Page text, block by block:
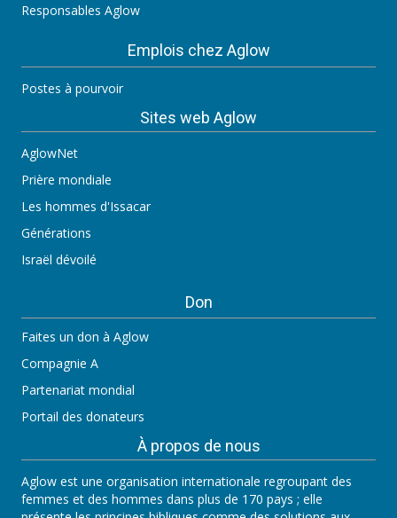
Responsables Aglow
Emplois chez Aglow
Postes à pourvoir
Sites web Aglow
AglowNet
Prière mondiale
Les hommes d'Issacar
Générations
Israël dévoilé
Don
Faites un don à Aglow
Compagnie A
Partenariat mondial
Portail des donateurs
À propos de nous
Aglow est une organisation internationale regroupant des
femmes et des hommes dans plus de 170 pays ; elle